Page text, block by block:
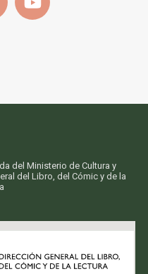
del Ministerio de Cultura y
del Libro, del Cómic y de la